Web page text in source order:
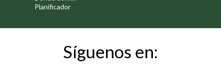
Planificador
Síguenos en: